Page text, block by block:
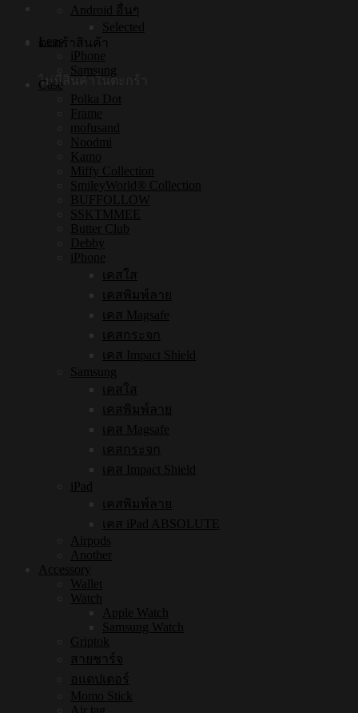
ตะกร้าสินค้า
ไม่มีสินค้าในตะกร้า
Android อื่นๆ
Selected
Lens
iPhone
Samsung
Case
Polka Dot
Frame
mofusand
Noodmi
Kamo
Miffy Collection
SmileyWorld® Collection
BUFFOLLOW
SSKTMMEE
Butter Club
Debby
iPhone
เคสใส
เคสพิมพ์ลาย
เคส Magsafe
เคสกระจก
เคส Impact Shield
Samsung
เคสใส
เคสพิมพ์ลาย
เคส Magsafe
เคสกระจก
เคส Impact Shield
iPad
เคสพิมพ์ลาย
เคส iPad ABSOLUTE
Airpods
Another
Accessory
Wallet
Watch
Apple Watch
Samsung Watch
Griptok
สายชาร์จ
อแดปเตอร์
Momo Stick
Air tag